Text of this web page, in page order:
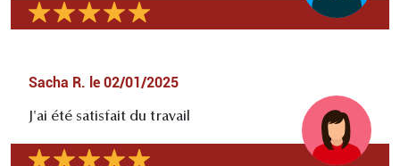
Sacha R. le 02/01/2025
J'ai été satisfait du travail